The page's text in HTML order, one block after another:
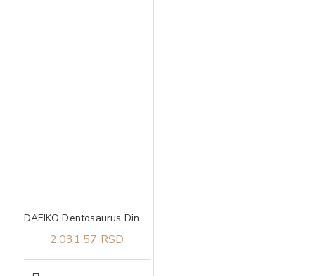
DAFIKO Dentosaurus Dino cal 460g
2.031,57 RSD